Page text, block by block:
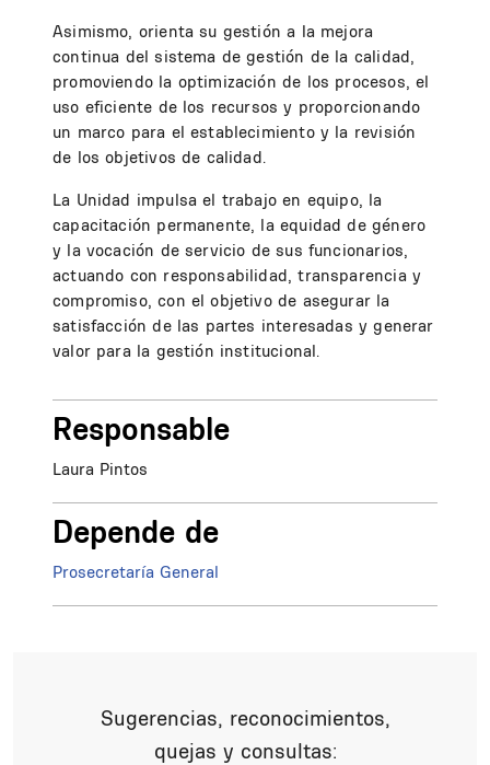
Asimismo, orienta su gestión a la mejora
continua del sistema de gestión de la calidad,
promoviendo la optimización de los procesos, el
uso eficiente de los recursos y proporcionando
un marco para el establecimiento y la revisión
de los objetivos de calidad.
La Unidad impulsa el trabajo en equipo, la
capacitación permanente, la equidad de género
y la vocación de servicio de sus funcionarios,
actuando con responsabilidad, transparencia y
compromiso, con el objetivo de asegurar la
satisfacción de las partes interesadas y generar
valor para la gestión institucional.
Responsable
Laura Pintos
Depende de
Prosecretaría General
Sugerencias, reconocimientos,
quejas y consultas: